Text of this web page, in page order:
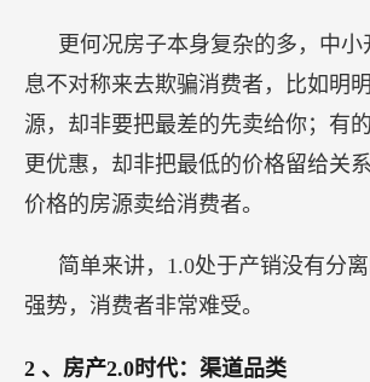
更何况房子本身复杂的多，中小
息不对称来去欺骗消费者，比如明
源，却非要把最差的先卖给你；有
更优惠，却非把最低的价格留给关
价格的房源卖给消费者。
简单来讲，1.0处于产销没有分
强势，消费者非常难受。
2 、房产2.0时代：渠道品类